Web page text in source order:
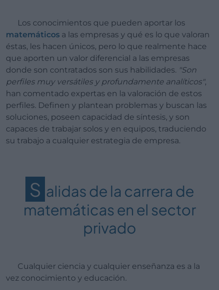
Los conocimientos que pueden aportar los
matemáticos a las empresas y qué es lo que valoran
éstas, les hacen únicos, pero lo que realmente hace
que aporten un valor diferencial a las empresas
donde son contratados son sus habilidades. "Son
perfiles muy versátiles y profundamente analíticos",
han comentado expertas en la valoración de estos
perfiles. Definen y plantean problemas y buscan las
soluciones, poseen capacidad de síntesis, y son
capaces de trabajar solos y en equipos, traduciendo
su trabajo a cualquier estrategia de empresa.
S alidas de la carrera de
matemáticas en el sector
privado
Cualquier ciencia y cualquier enseñanza es a la
vez conocimiento y educación.